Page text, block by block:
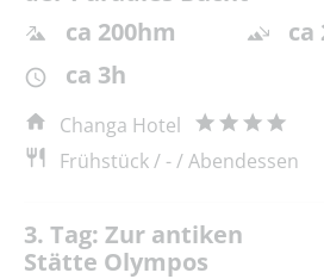
ca 200hm
ca
ca 3h
Changa Hotel
Frühstück / - / Abendessen
3. Tag: Zur antiken
Stätte Olympos